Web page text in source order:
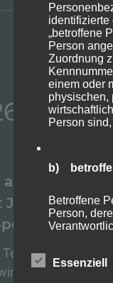
deine
Vorkasse
identifizierte
„betroffene
Person
Zuordnung
einem oder
physischen,
Person
b)
Betroffene
Person,
Essenziell